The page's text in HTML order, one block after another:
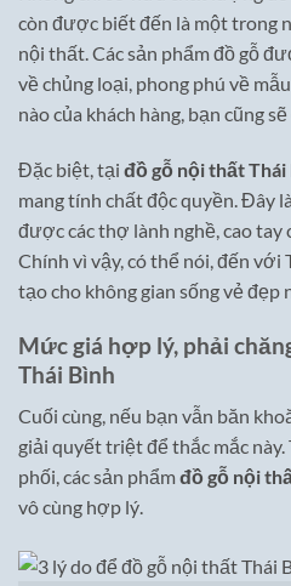
còn được biết đến là một trong
nội thất. Các sản phẩm đồ gỗ
về chủng loại, phong phú về
nào của khách hàng, bạn cũng
Đặc biệt, tại đồ gỗ nội thất Thái
mang tính chất độc quyền. Đây
được các thợ lành nghề, cao tay
Chính vì vậy, có thể nói, đến với
tạo cho không gian sống vẻ đẹp
Mức giá hợp lý, phải
Thái Bình
Cuối cùng, nếu bạn vẫn băn
giải quyết triệt để thắc mắc
phối, các sản phẩmđồ gỗ nội
vô cùng hợp lý.